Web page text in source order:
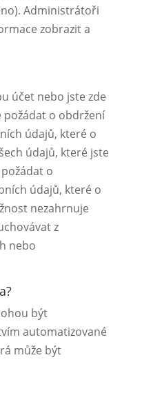
Administrátoři
zobrazit a
účet nebo jste zde
o obdržení
údajů, které o
údajů, které jste
o
údajů, které o
nezahrnuje
z
nebo
být
automatizované
může být